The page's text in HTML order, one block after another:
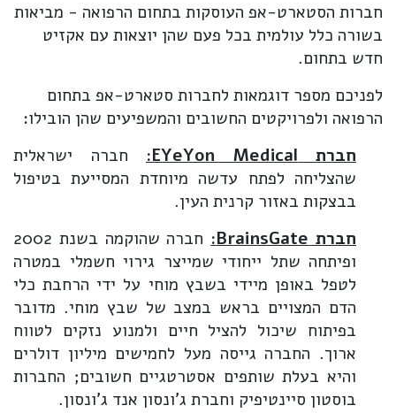
חברות הסטארט-אפ העוסקות בתחום הרפואה - מביאות
בשורה כלל עולמית בכל פעם שהן יוצאות עם אקזיט
חדש בתחום.
לפניכם מספר דוגמאות לחברות סטארט-אפ בתחום
הרפואה ולפרויקטים החשובים והמשפיעים שהן הובילו:
חברת EYeYon Medical
: חברה ישראלית
שהצליחה לפתח עדשה מיוחדת המסייעת בטיפול
בבצקות באזור קרנית העין.
חברת BrainsGate
:
חברה שהוקמה בשנת 2002
ופיתחה שתל ייחודי שמייצר גירוי חשמלי במטרה
לטפל באופן מיידי בשבץ מוחי על ידי הרחבת כלי
הדם המצויים בראש במצב של שבץ מוחי. מדובר
בפיתוח שיכול להציל חיים ולמנוע נזקים לטווח
ארוך. החברה גייסה מעל לחמישים מיליון דולרים
והיא בעלת שותפים אסטרטגיים חשובים; החברות
בוסטון סיינטיפיק וחברת ג'ונסון אנד ג'ונסון.